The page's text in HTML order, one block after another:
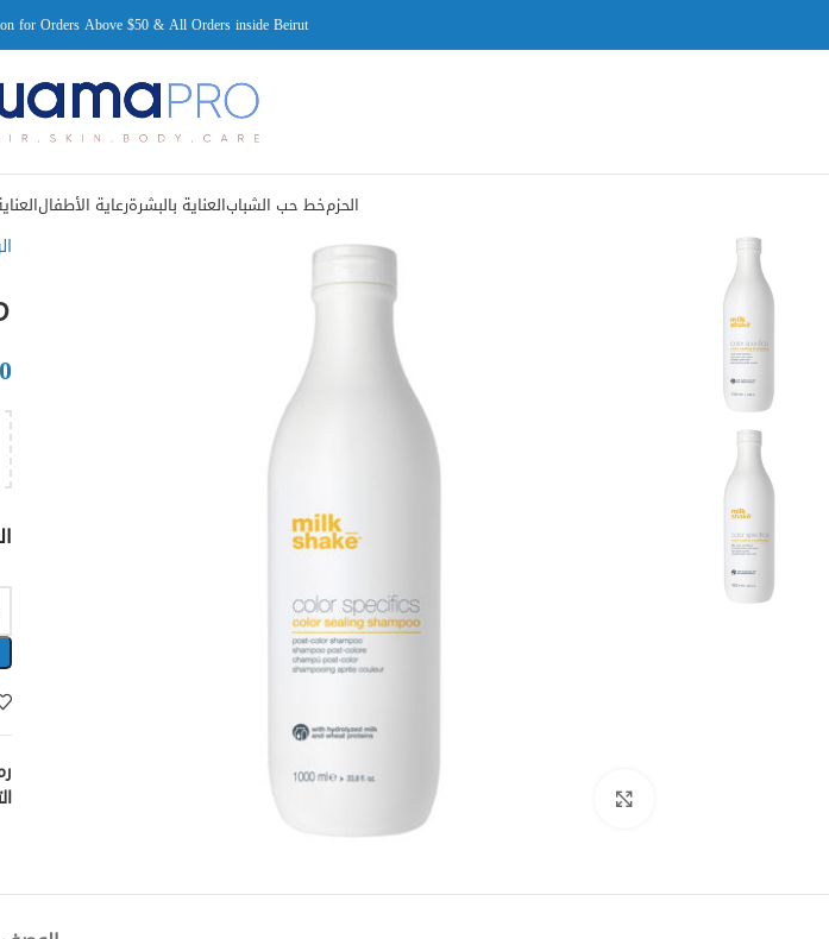
for Orders Above $50 & All Orders inside Beirut
الحزمخط حب الشبابالعناية بالبشرةرعاية الأطفال